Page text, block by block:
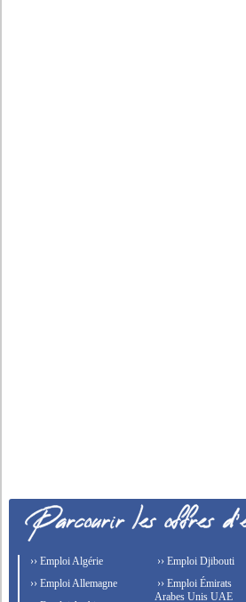
›› Emploi Algérie
›› Emploi Allemagne
›› Emploi Djibouti
›› Emploi Émirats
Arabes Unis UAE